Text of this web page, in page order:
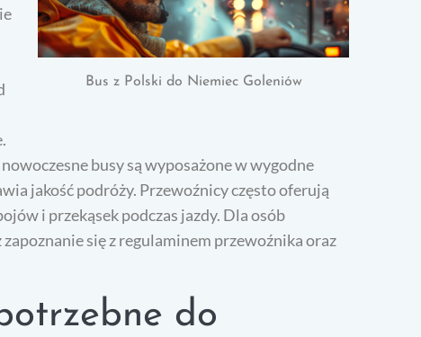
Bus z Polski do Niemiec Goleniów
busy są wyposażone w wygodne
jakość podróży. Przewoźnicy często oferują
i przekąsek podczas jazdy. Dla osób
się z regulaminem przewoźnika oraz
do